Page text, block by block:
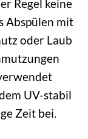
Regel keine
Abspülen mit
oder Laub
UV-stabil
Zeit bei.